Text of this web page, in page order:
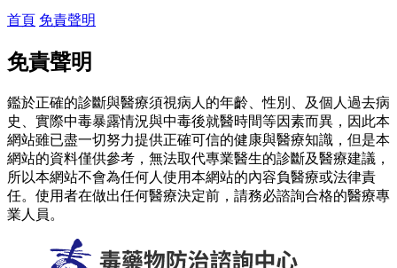
首頁 免責聲明
免責聲明
鑑於正確的診斷與醫療須視病人的年齡、性別、及個人過去病
史、實際中毒暴露情況與中毒後就醫時間等因素而異，因此本
網站雖已盡一切努力提供正確可信的健康與醫療知識，但是本
網站的資料僅供參考，無法取代專業醫生的診斷及醫療建議，
所以本網站不會為任何人使用本網站的內容負醫療或法律責
任。使用者在做出任何醫療決定前，請務必諮詢合格的醫療專
業人員。